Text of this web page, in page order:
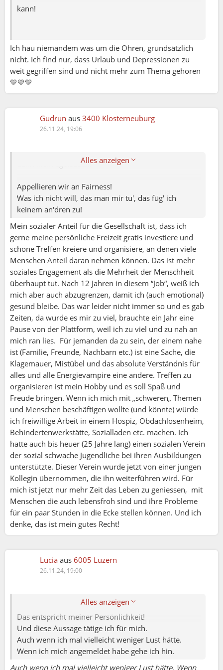
kann!
Ich hau niemandem was um die Ohren, grundsätzlich
nicht. Ich find nur, dass Urlaub und Depressionen zu
weit gegriffen sind und nicht mehr zum Thema gehören
💛💛💛
Gudrun aus 3400 Klosterneuburg
26.11.24, 19:06
Alles anzeigen
Blöd nur, dass sich hier jede Menge Leute mit
Problemen befinden und Therapieplätze rar sind. Oft
sind sie auch nicht nötig, wäre die Gesellschaft
sozialer!
Jede Kette ist nur so stark, wie ihr schwächstes
dann nicht egoistisch?
Appellieren wir an Fairness!
Was ich nicht will, das man mir tu', das füg' ich
keinem an'dren zu!
Mein sozialer Anteil für die Gesellschaft ist, dass ich
gerne meine persönliche Freizeit gratis investiere und
schöne Treffen kreiere und organisiere, an denen viele
Menschen Anteil daran nehmen können. Das ist mehr
soziales Engagement als die Mehrheit der Menschheit
überhaupt tut. Nach 12 Jahren in diesem “Job“, weiß ich
mich aber auch abzugrenzen, damit ich (auch emotional)
gesund bleibe. Das war leider nicht immer so und es gab
Zeiten, da wurde es mir zu viel, brauchte ein Jahr eine
Pause von der Plattform, weil ich zu viel und zu nah an
mich ran lies. Für jemanden da zu sein, der einem nahe
ist (Familie, Freunde, Nachbarn etc.) ist eine Sache, die
Klagemauer, Mistübel und das absolute Verständnis für
alles und alle Energievampire eine andere. Treffen zu
organisieren ist mein Hobby und es soll Spaß und
Freude bringen. Wenn ich mich mit „schweren„ Themen
und Menschen beschäftigen wollte (und könnte) würde
ich freiwillige Arbeit in einem Hospiz, Obdachlosenheim,
Behindertenwerkstätte, Sozialladen etc. machen. Ich
hatte auch bis heuer (25 Jahre lang) einen sozialen Verein
der sozial schwache Jugendliche bei ihren Ausbildungen
unterstützte. Dieser Verein wurde jetzt von einer jungen
Kollegin übernommen, die ihn weiterführen wird. Für
mich ist jetzt nur mehr Zeit das Leben zu geniessen, mit
Menschen die auch lebensfroh sind und ihre Probleme
für ein paar Stunden in die Ecke stellen können. Und ich
denke, das ist mein gutes Recht!
Lucia aus 6005 Luzern
26.11.24, 19:00
Alles anzeigen
Mona:
Bemerkenswert, mit welch einer Festigkeit solche
Das entspricht meiner Persönlichkeit!
Und diese Aussage tätige ich für mich.
Auch wenn ich mal vielleicht weniger Lust hätte.
Wenn ich mich angemeldet habe gehe ich hin.
Auch wenn ich mal vielleicht weniger Lust hätte. Wenn
Mona:
Das sehe ich genauso. Monate im Voraus zu
planen ist schwierig. Und das sehe ich als
Organisatorin, wie auch eine Teilnehmerin so.